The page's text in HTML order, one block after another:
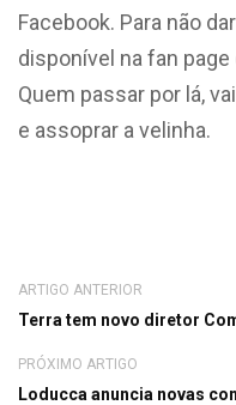
Facebook. Para não
disponível na fan page
Quem passar por lá,
e assoprar a velinha.
ARTIGO ANTERIOR
Terra tem novo diretor
PRÓXIMO ARTIGO
Loducca anuncia novas